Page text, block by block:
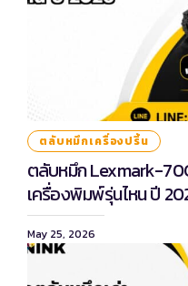
ตลับหมึกเครื่องปริ้น
ตลับหมึก Lexmark-
เครื่องพิมพ์รุ่นไหน ปี
May 25, 2026